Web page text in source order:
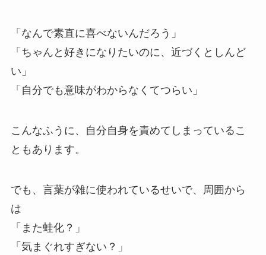
「なんで素直に喜べないんだろう」
「ちゃんと好きになりたいのに、近づくとしんど
い」
「自分でも意味がわからなくてつらい」
こんなふうに、自分自身を責めてしまっているこ
ともあります。
でも、言葉が雑に使われているせいで、周囲から
は
「また蛙化？」
「気まぐれすぎない？」